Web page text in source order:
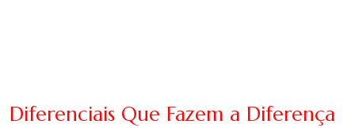
Diferenciais Que Fazem a Diferença